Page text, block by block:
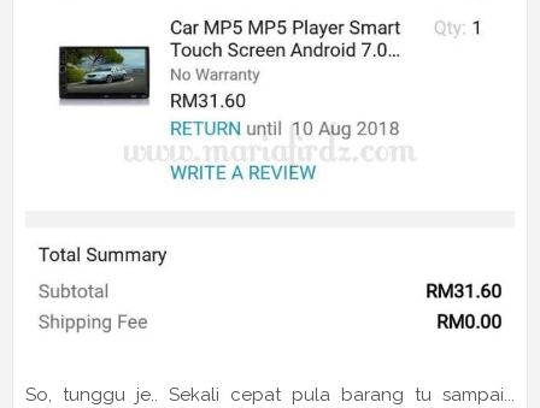
So, tunggu je.. Sekali cepat pula barang tu sampai...